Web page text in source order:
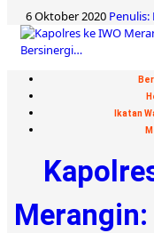
6 Oktober 2020
Ikatan
Merangin: